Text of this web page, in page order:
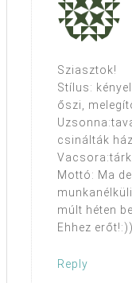
Sziasztok!
Stílus:
őszi,
csinálták
Mottó: Ma
múlt héten
Ehhez erőt!:))
Reply